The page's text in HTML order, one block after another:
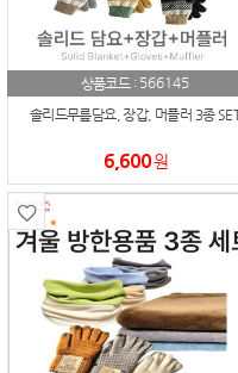
상품코드 : 566145
솔리드무릎담요, 장갑, 머플러 3종
6,600원